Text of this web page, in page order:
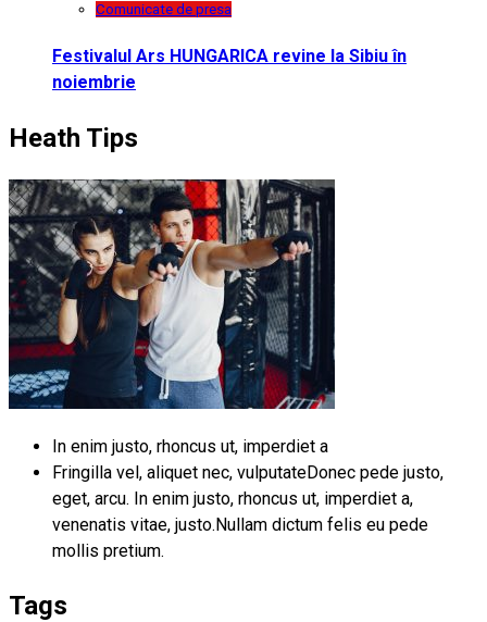
Comunicate de presa
Festivalul Ars HUNGARICA revine la Sibiu în
noiembrie
Heath Tips
In enim justo, rhoncus ut, imperdiet a
Fringilla vel, aliquet nec, vulputateDonec pede justo,
eget, arcu. In enim justo, rhoncus ut, imperdiet a,
venenatis vitae, justo.Nullam dictum felis eu pede
mollis pretium.
Tags